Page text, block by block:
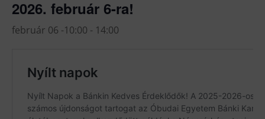
2026. február 6-ra!
február 06 -10:00 - 14:00